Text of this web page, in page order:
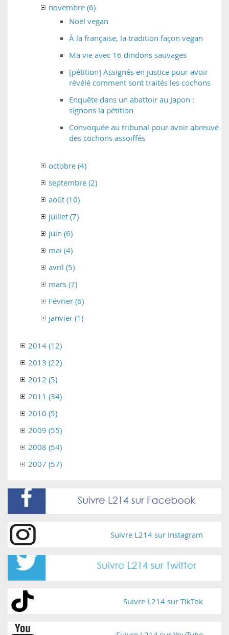
novembre (6)
Noël vegan
À la française, la tradition façon vegan
Ma vie avec 16 dindons sauvages
[pétition] Assignés en justice pour avoir
révélé comment sont traités les cochons
Enquête dans un abattoir au Japon :
signons la pétition
Convoquée au tribunal pour avoir abreuvé
des cochons assoiffés
octobre (4)
septembre (2)
août (10)
juillet (7)
juin (6)
mai (4)
avril (5)
mars (7)
Février (6)
janvier (1)
2014 (12)
2013 (22)
2012 (5)
2011 (34)
2010 (5)
2009 (55)
2008 (54)
2007 (57)
Suivre L214 sur Instagram
Suivre L214 sur TikTok